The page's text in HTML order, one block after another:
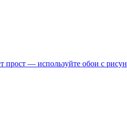
прост — используйте обои с